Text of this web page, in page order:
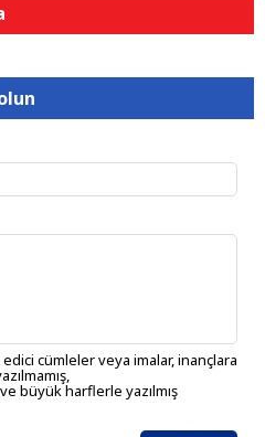
cümleler veya imalar, inançlara
büyük harflerle yazılmış